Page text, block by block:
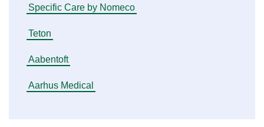
Specific Care by Nomeco
Teton
Aabentoft
Aarhus Medical